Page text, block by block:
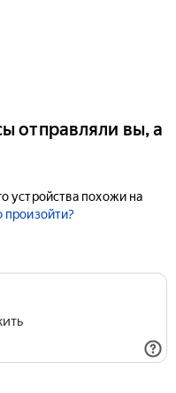
отправляли вы, а
устройства похожи на
произойти?